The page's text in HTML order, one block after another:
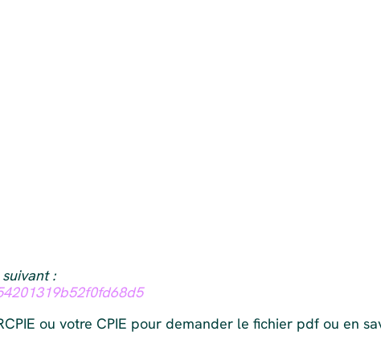
:
ou votre CPIE pour demander le fichier pdf ou en